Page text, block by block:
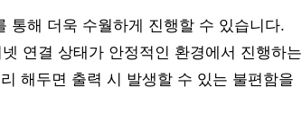
통해 더욱 수월하게 진행할 수 있습니다.
연결 상태가 안정적인 환경에서 진행하는
해두면 출력 시 발생할 수 있는 불편함을